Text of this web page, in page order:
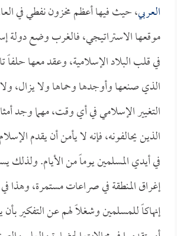
العربي، حيث فيها أعظم مخزون نفطي في
موقعها الاستراتيجي، فالغرب وضع دولة
في قلب البلاد الإسلامية، وعقد معها حلفاً
الذي صنعها وأوجدها وحماها ولا يزال،
التغيير الإسلامي في أي وقت، مهما وجد
الذين يحالفونه، فإنه لا يأمن أن يقدم
في أيدي المسلمين يوماً من الأيام. ولذلك
إغراق المنطقة في صراعات مستمرة، وهذا
إنهاكاً للمسلمين وشغلاً لهم عن التفكير